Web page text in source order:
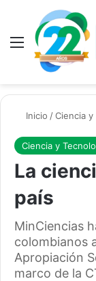
Menú
Inicio /Ciencia y
Ciencia y
La
país
MinCiencias
colombianos
Apropiación
marco de la